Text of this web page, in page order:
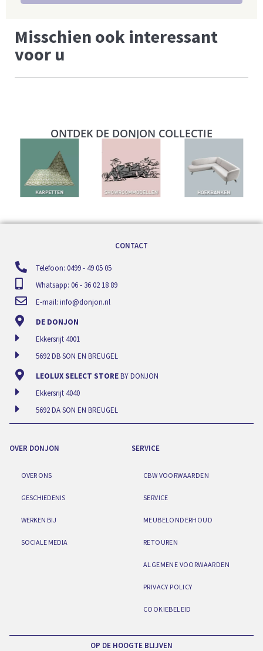
Misschien ook interessant
voor u
ONTDEK DE DONJON COLLECTIE
CONTACT
Telefoon: 0499 - 49 05 05
Whatsapp: 06 - 36 02 18 89
E-mail: info@donjon.nl
DE DONJON
Ekkersrijt 4001
5692 DB SON EN BREUGEL
LEOLUX SELECT STOREBY DONJON
Ekkersrijt 4040
5692 DA SON EN BREUGEL
OVER DONJON
OVER ONS
GESCHIEDENIS
WERKEN BIJ
SOCIALE MEDIA
SERVICE
CBW VOORWAARDEN
SERVICE
MEUBELONDERHOUD
RETOUREN
ALGEMENE VOORWAARDEN
PRIVACY POLICY
COOKIEBELEID
OP DE HOOGTE BLIJVEN